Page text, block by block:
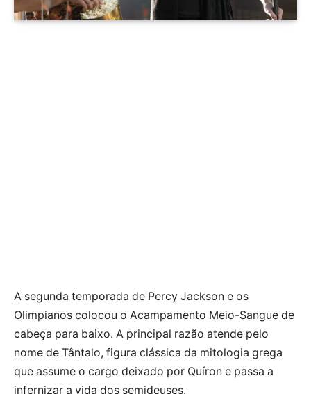
A segunda temporada de Percy Jackson e os
Olimpianos colocou o Acampamento Meio-Sangue de
cabeça para baixo. A principal razão atende pelo
nome de Tântalo, figura clássica da mitologia grega
que assume o cargo deixado por Quíron e passa a
infernizar a vida dos semideuses.